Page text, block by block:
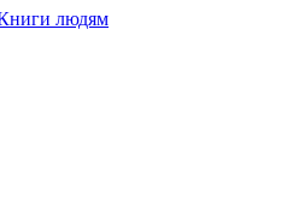
людям